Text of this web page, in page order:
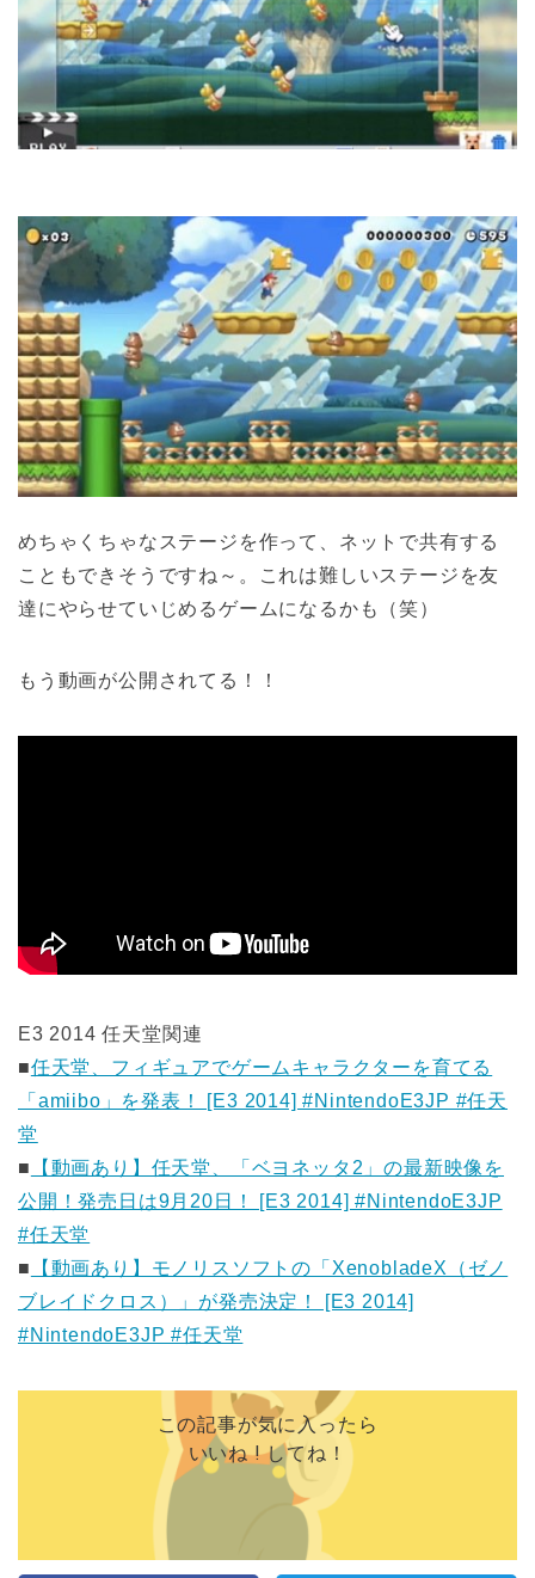
めちゃくちゃなステージを作って、ネットで共有する
こともできそうですね～。これは難しいステージを友
達にやらせていじめるゲームになるかも（笑）
もう動画が公開されてる！！
E3 2014 任天堂関連
■任天堂、フィギュアでゲームキャラクターを育てる
「amiibo」を発表！ [E3 2014] #NintendoE3JP #任天
堂
■
【動画あり】任天堂、「ベヨネッタ2」の最新映像を
公開！発売日は9月20日！ [E3 2014] #NintendoE3JP
#任天堂
■
【動画あり】モノリスソフトの「XenobladeX（ゼノ
ブレイドクロス）」が発売決定！ [E3 2014]
#NintendoE3JP #任天堂
この記事が気に入ったら
いいね ! してね！